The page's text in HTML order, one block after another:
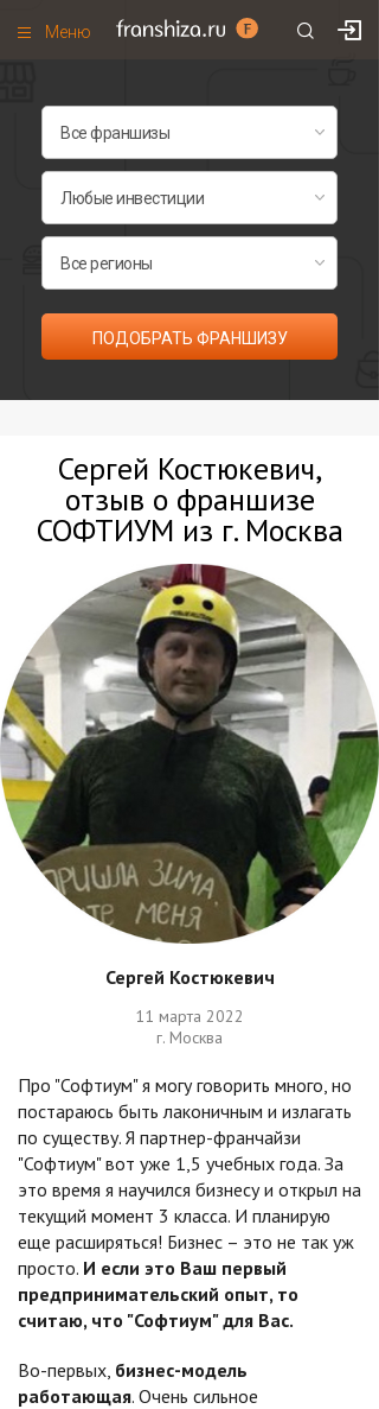
Меню
Франшизы по категориям
ПОДОБРАТЬ ФРАНШИЗУ
Сергей Костюкевич,
отзыв о франшизе
СОФТИУМ из г. Москва
Сергей Костюкевич
11 марта 2022
г. Москва
Про "Софтиум" я могу говорить много, но
постараюсь быть лаконичным и излагать
по существу. Я партнер-франчайзи
"Софтиум" вот уже 1,5 учебных года. За
это время я научился бизнесу и открыл на
текущий момент 3 класса. И планирую
еще расширяться! Бизнес – это не так уж
просто. И если это Ваш первый
предпринимательский опыт, то
считаю, что "Софтиум" для Вас.
Во-первых, бизнес-модель
работающая. Очень сильное